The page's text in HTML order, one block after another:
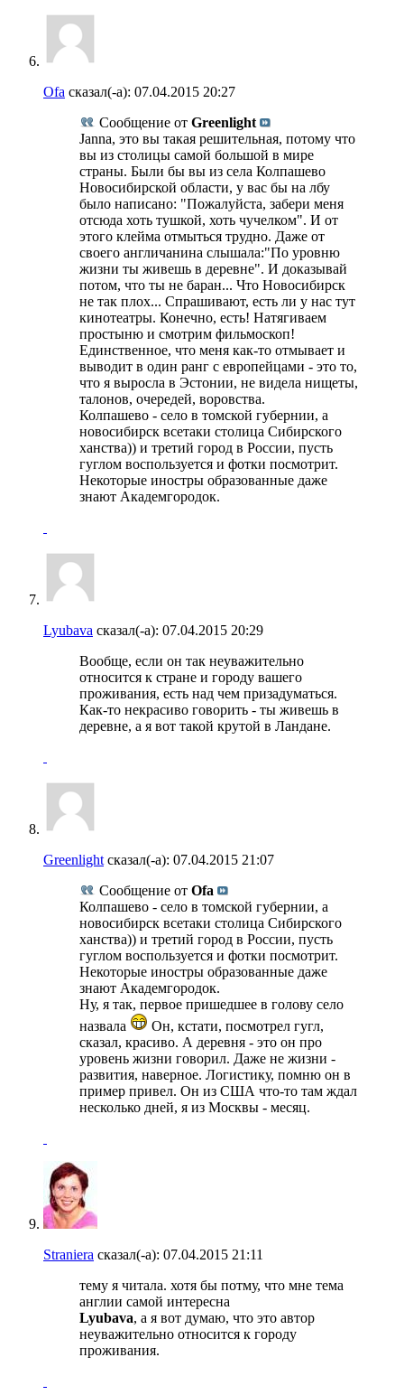
Ofa сказал(-а): 07.04.2015 20:27
Сообщение от Greenlight
Janna, это вы такая решительная, потому что
вы из столицы самой большой в мире
страны. Были бы вы из села Колпашево
Новосибирской области, у вас бы на лбу
было написано: "Пожалуйста, забери меня
отсюда хоть тушкой, хоть чучелком". И от
этого клейма отмыться трудно. Даже от
своего англичанина слышала:"По уровню
жизни ты живешь в деревне". И доказывай
потом, что ты не баран... Что Новосибирск
не так плох... Спрашивают, есть ли у нас тут
кинотеатры. Конечно, есть! Натягиваем
простыню и смотрим фильмоскоп!
Единственное, что меня как-то отмывает и
выводит в один ранг с европейцами - это то,
что я выросла в Эстонии, не видела нищеты,
талонов, очередей, воровства.
Колпашево - село в томской губернии, а
новосибирск всетаки столица Сибирского
ханства)) и третий город в России, пусть
гуглом воспользуется и фотки посмотрит.
Некоторые иностры образованные даже
знают Академгородок.
Lyubava сказал(-а): 07.04.2015 20:29
Вообще, если он так неуважительно
относится к стране и городу вашего
проживания, есть над чем призадуматься.
Как-то некрасиво говорить - ты живешь в
деревне, а я вот такой крутой в Ландане.
Greenlight сказал(-а): 07.04.2015 21:07
Сообщение от Ofa
Колпашево - село в томской губернии, а
новосибирск всетаки столица Сибирского
ханства)) и третий город в России, пусть
гуглом воспользуется и фотки посмотрит.
Некоторые иностры образованные даже
знают Академгородок.
Ну, я так, первое пришедшее в голову село
назвала
Он, кстати, посмотрел гугл,
сказал, красиво. А деревня - это он про
уровень жизни говорил. Даже не жизни -
развития, наверное. Логистику, помню он в
пример привел. Он из США что-то там ждал
несколько дней, я из Москвы - месяц.
Straniera сказал(-а): 07.04.2015 21:11
тему я читала. хотя бы потму, что мне тема
англии самой интересна
Lyubava, а я вот думаю, что это автор
неуважительно относится к городу
проживания.